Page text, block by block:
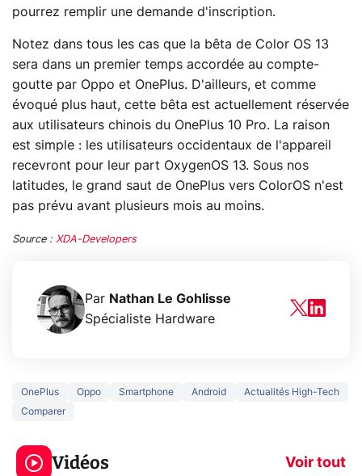
pourrez remplir une demande d'inscription.
Notez dans tous les cas que la bêta de Color OS 13
sera dans un premier temps accordée au compte-
goutte par Oppo et OnePlus. D'ailleurs, et comme
évoqué plus haut, cette bêta est actuellement réservée
aux utilisateurs chinois du OnePlus 10 Pro. La raison
est simple : les utilisateurs occidentaux de l'appareil
recevront pour leur part OxygenOS 13. Sous nos
latitudes, le grand saut de OnePlus vers ColorOS n'est
pas prévu avant plusieurs mois au moins.
Source : XDA-Developers
Par Nathan Le Gohlisse
Spécialiste Hardware
OnePlus Oppo Smartphone Android
Actualités High-Tech
Comparer
Vidéos Voir tout
3 écrans en 1 pour
319€ ? Voici L'AOC
CQ32G4ZA !
prochaine